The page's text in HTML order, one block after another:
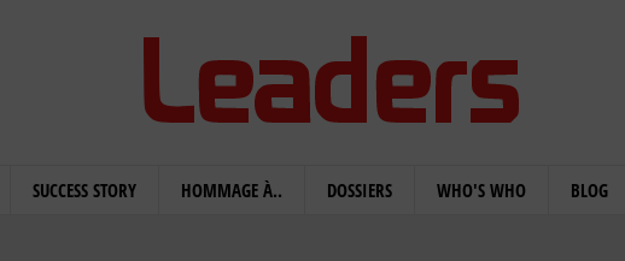
SUCCESS STORY HOMMAGE À.. DOSSIERS WHO'S WHO BLOG